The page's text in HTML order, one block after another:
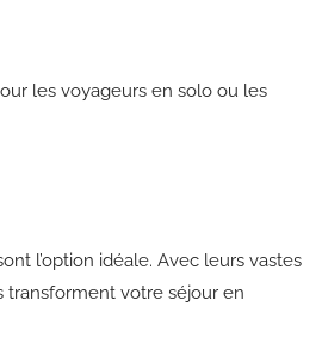
les voyageurs en solo ou les
l’option idéale. Avec leurs vastes
transforment votre séjour en